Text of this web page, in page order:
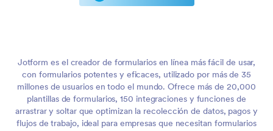
Jotform es el creador de formularios en línea más fácil de usar,
con formularios potentes y eficaces, utilizado por más de 35
millones de usuarios en todo el mundo. Ofrece más de 20,000
plantillas de formularios, 150 integraciones y funciones de
arrastrar y soltar que optimizan la recolección de datos, pagos y
flujos de trabajo, ideal para empresas que necesitan formularios